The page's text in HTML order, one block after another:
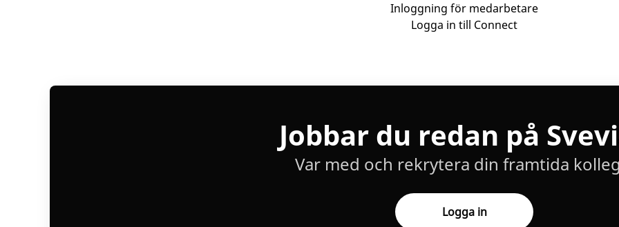
Inloggning för medarbetare
Logga in till Connect
Jobbar du redan på
Var med och rekrytera din framtida
Logga in